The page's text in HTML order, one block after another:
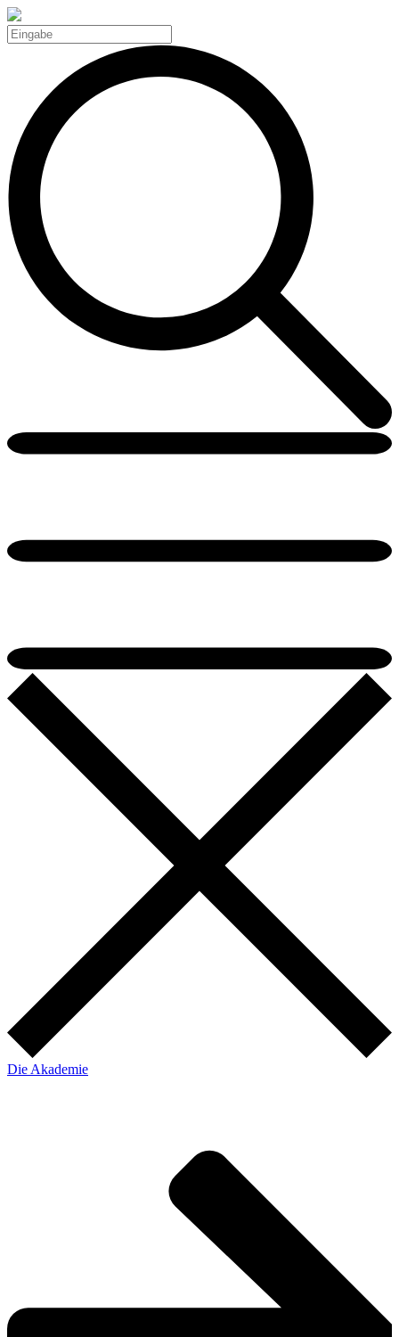
Die Akademie